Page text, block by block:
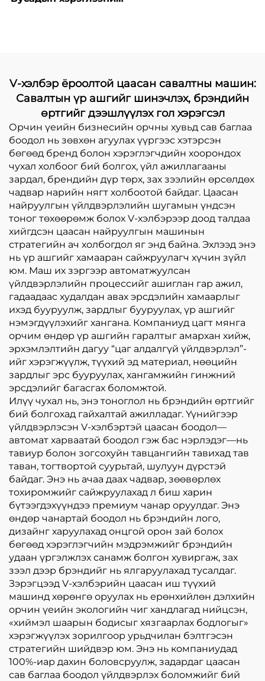
V-хэлбэр ёроолтой цаасан савалтны машин:
Савалтын үр ашгийг шинэчлэх, брэндийн
өртгийг дээшлүүлэх гол хэрэгсэл
Орчин үеийн бизнесийн орчны хувьд сав баглаа
боодол нь зөвхөн агуулах үүргээс хэтэрсэн
бөгөөд бренд болон хэрэглэгчдийн хоорондох
чухал холбоог бий болгох, үйл ажиллагааны
зардал, брендийн дүр төрх, зах зээлийн өрсөлдөх
чадвар нарийн нягт холбоотой байдаг. Цаасан
найруулгын үйлдвэрлэлийн шугамын үндсэн
тоног төхөөрөмж болох V-хэлбэрээр доод талдаа
хийгдсэн цаасан найруулгын машинын
стратегийн ач холбогдол яг энд байна. Эхлээд энэ
нь үр ашгийг хамааран сайжруулагч хүчин зүйл
юм. Маш их зэргээр автоматжуулсан
үйлдвэрлэлийн процессийг ашиглан гар ажил,
гадаадаас худалдан авах эрсдэлийн хамаарлыг
ихэд бууруулж, зардлыг бууруулах, үр ашгийг
нэмэгдүүлэхийг хангана. Компаниуд цагт мянга
орчим өндөр үр ашгийн гаралтыг амархан хийж,
эрхэмлэлтийн дагуу “цаг алдалгүй үйлдвэрлэл”-
ийг хэрэгжүүлж, түүхий эд материал, нөөцийн
зардлыг эрс бууруулах, хангамжийн гинжний
эрсдэлийг багасгах боломжтой.
Илүү чухал нь, энэ тоноглол нь брэндийн өртгийг
бий болгохад гайхалтай ажилладаг. Үүнийгээр
үйлдвэрлэсэн V-хэлбэртэй цаасан боодол—
автомат харваатай боодол гэж бас нэрлэдэг—нь
тавиур болон зогсохуйн тавцангийн тавихад тав
таван, тогтвортой суурьтай, шулуун дүрстэй
байдаг. Энэ нь ачаа даах чадвар, зөөвөрлөх
тохиромжийг сайжруулахад л биш харин
бүтээгдэхүүндээ премиум чанар оруулдаг. Энэ
өндөр чанартай боодол нь брэндийн лого,
дизайнг харуулахад онцгой орон зай болох
бөгөөд хэрэглэгчийн мэдрэмжийг брэндийн
удаан үргэлжлэх санамж болгон хувиргаж, зах
зээл дээр брэндийг нь ялгаруулахад тусалдаг.
Зэрэгцээд V-хэлбэрийн цаасан иш түүхий
машинд хөрөнгө оруулах нь ерөнхийлөн дэлхийн
орчин үеийн экологийн чиг хандлагад нийцсэн,
«хиймэл шаарын бодисыг хязгаарлах бодлогыг»
хэрэгжүүлэх зорилгоор урьдчилан бэлтгэсэн
стратегийн шийдвэр юм. Энэ нь компаниудад
100%-иар дахин боловсруулж, задардаг цаасан
сав баглаа боодол үйлдвэрлэх боломжийг бий